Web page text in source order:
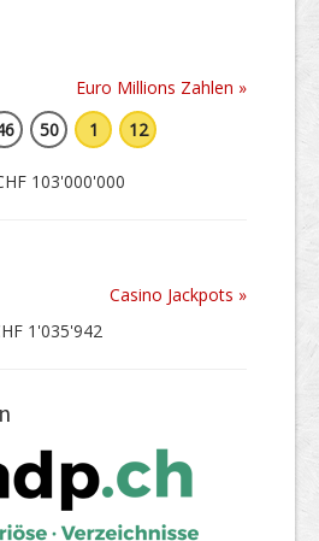
Euro Millions Zahlen »
50 1 12
103'000'000
Casino Jackpots »
1'035'942